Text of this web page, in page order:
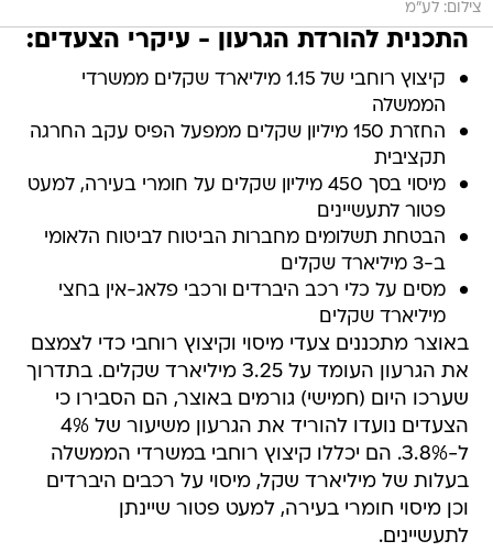
צילום: לע"מ
התכנית להורדת הגרעון - עיקרי הצעדים:
קיצוץ רוחבי של 1.15 מיליארד שקלים ממשרדי
הממשלה
החזרת 150 מיליון שקלים ממפעל הפיס עקב החרגה
תקציבית
מיסוי בסך 450 מיליון שקלים על חומרי בעירה, למעט
פטור לתעשיינים
הבטחת תשלומים מחברות הביטוח לביטוח הלאומי
ב-3 מיליארד שקלים
מסים על כלי רכב היברדים ורכבי פלאג-אין בחצי
מיליארד שקלים
באוצר מתכננים צעדי מיסוי וקיצוץ רוחבי כדי לצמצם
את הגרעון העומד על 3.25 מיליארד שקלים. בתדרוך
שערכו היום (חמישי) גורמים באוצר, הם הסבירו כי
הצעדים נועדו להוריד את הגרעון משיעור של 4%
ל-3.8%. הם יכללו קיצוץ רוחבי במשרדי הממשלה
בעלות של מיליארד שקל, מיסוי על רכבים היברדים
וכן מיסוי חומרי בעירה, למעט פטור שיינתן
לתעשיינים.